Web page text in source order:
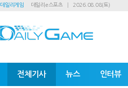
데일리게임 데일리e스포츠 2026.08.08(토)
전체기사 뉴스 인터뷰